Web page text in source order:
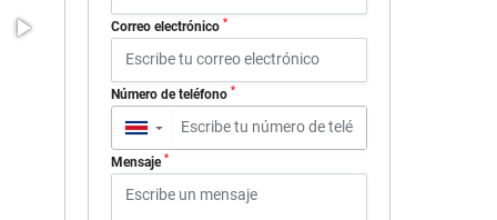
Correo electrónico *
Número de teléfono *
▼
Mensaje *